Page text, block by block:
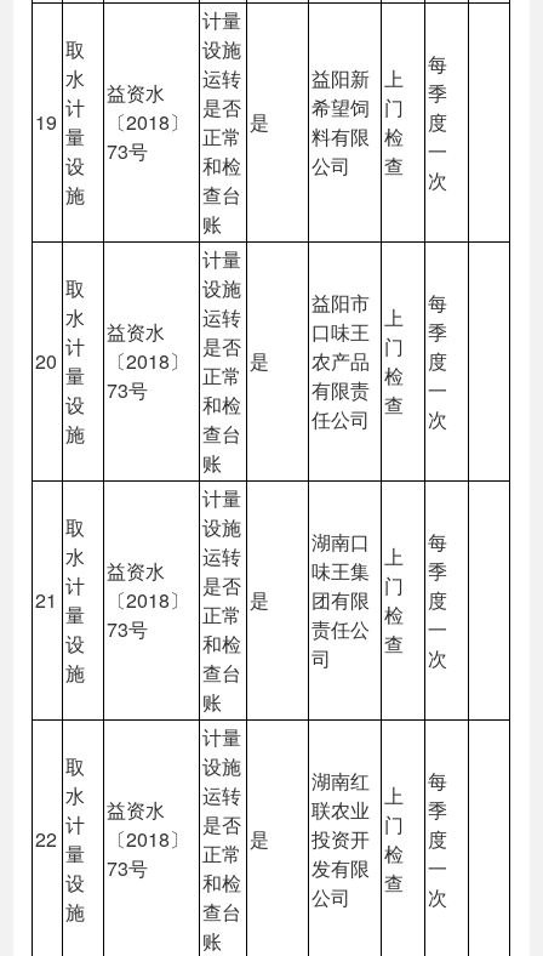
19
取
水
计
量
设
施
益资水
〔2018〕
73号
计量
设施
运转
是否
正常
和检
查台
账
是
益阳新
希望饲
料有限
公司
上
门
检
查
每
季
度
一
次
20
取
水
计
量
设
施
益资水
〔2018〕
73号
计量
设施
运转
是否
正常
和检
查台
账
是
益阳市
口味王
农产品
有限责
任公司
上
门
检
查
每
季
度
一
次
21
取
水
计
量
设
施
益资水
〔2018〕
73号
计量
设施
运转
是否
正常
和检
查台
账
是
湖南口
味王集
团有限
责任公
司
上
门
检
查
每
季
度
一
次
22
取
水
计
量
设
施
益资水
〔2018〕
73号
计量
设施
运转
是否
正常
和检
查台
账
是
湖南红
联农业
投资开
发有限
公司
上
门
检
查
每
季
度
一
次